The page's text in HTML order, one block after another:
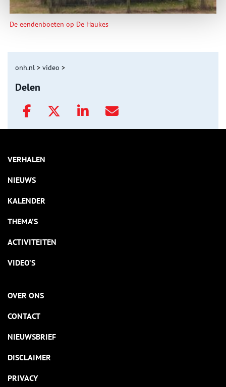
De eendenboeten op De Haukes
onh.nl > video >
Delen
VERHALEN
NIEUWS
KALENDER
THEMA’S
ACTIVITEITEN
VIDEO’S
OVER ONS
CONTACT
NIEUWSBRIEF
DISCLAIMER
PRIVACY